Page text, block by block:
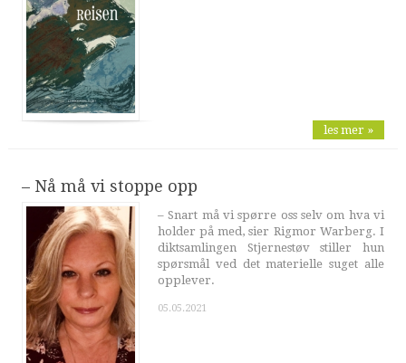
les mer »
– Nå må vi stoppe opp
– Snart må vi spørre oss selv om hva vi
holder på med, sier Rigmor Warberg. I
diktsamlingen Stjernestøv stiller hun
spørsmål ved det materielle suget alle
opplever.
05.05.2021